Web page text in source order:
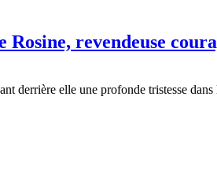
revendeuse
derrière elle une profonde tristesse